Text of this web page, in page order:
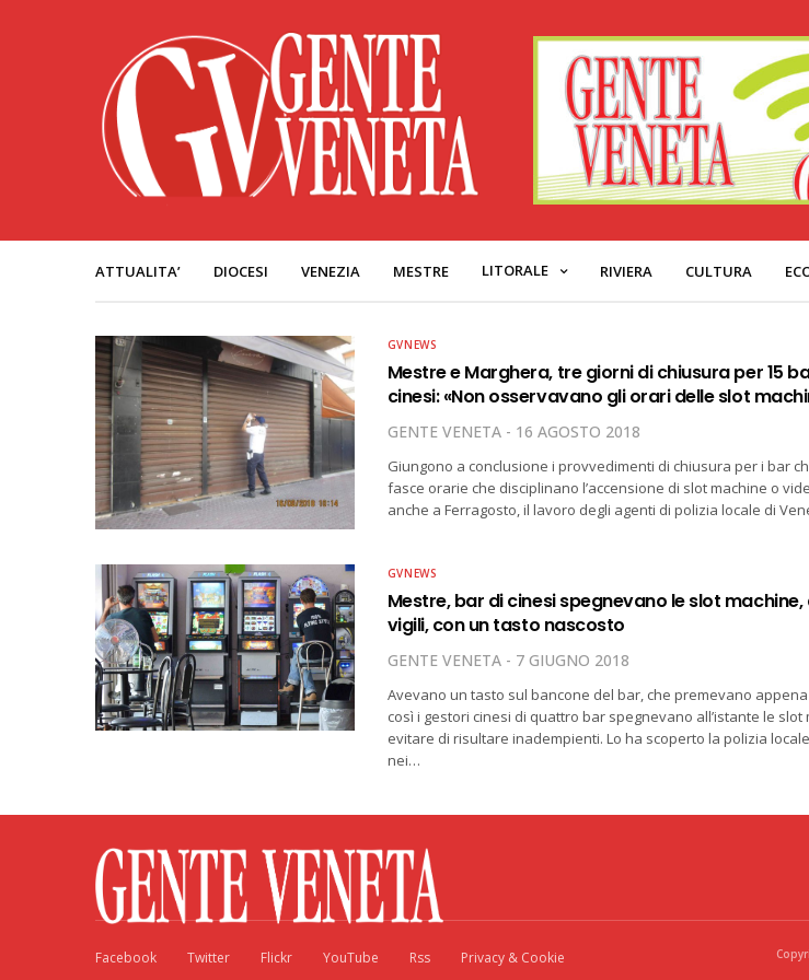
ATTUALITA’ DIOCESI VENEZIA MESTRE LITORALE RIVIERA CULTURA
GVNEWS
Mestre e Marghera, tre giorni di chiusura per 15
cinesi: «Non osservavano gli orari delle slot
GENTE VENETA 16 AGOSTO 2018
Giungono a conclusione i provvedimenti di chiusura per i bar
fasce orarie che disciplinano l’accensione di slot machine o
anche a Ferragosto, il lavoro degli agenti di polizia locale di
GVNEWS
Mestre, bar di cinesi spegnevano le slot machine,
vigili, con un tasto nascosto
GENTE VENETA 7 GIUGNO 2018
Avevano un tasto sul bancone del bar, che premevano
così i gestori cinesi di quattro bar spegnevano all’istante le slot
evitare di risultare inadempienti. Lo ha scoperto la polizia
nei…
Facebook Twitter Flickr YouTube Rss Privacy & Cookie